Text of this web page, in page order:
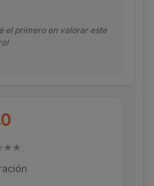
★ ★
el primero en valorar este